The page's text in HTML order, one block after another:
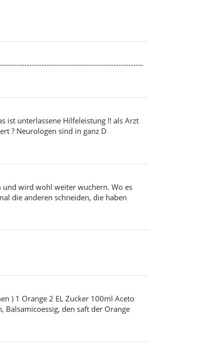
ist unterlassene Hilfeleistung !! als Arzt
? Neurologen sind in ganz D
und wird wohl weiter wuchern. Wo es
die anderen schneiden, die haben
) 1 Orange 2 EL Zucker 100ml Aceto
Balsamicoessig, den saft der Orange